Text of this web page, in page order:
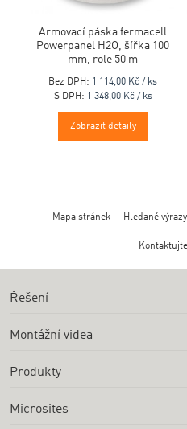
Armovací páska fermacell
Powerpanel H2O, šířka 100
mm, role 50 m
Bez DPH: 1 114,00 Kč / ks
S DPH: 1 348,00 Kč / ks
Zobrazit detaily
Mapa stránek Hledané výrazy
Řešení
Montážní videa
Produkty
Microsites